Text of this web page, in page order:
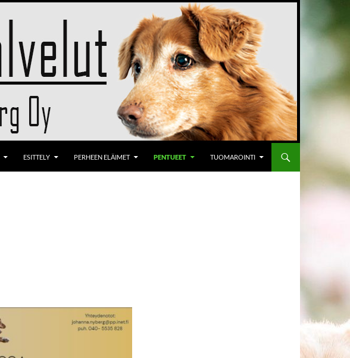
ESITTELY PERHEEN ELÄIMET PENTUEET TUOMAROINTI